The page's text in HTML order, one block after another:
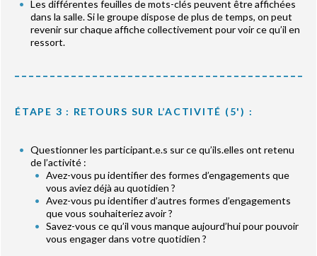
Les différentes feuilles de mots-clés peuvent être affichées
dans la salle. Si le groupe dispose de plus de temps, on peut
revenir sur chaque affiche collectivement pour voir ce qu’il en
ressort.
ÉTAPE 3 : RETOURS SUR L’ACTIVITÉ (5') :
Questionner les participant.e.s sur ce qu’ils.elles ont retenu
de l’activité :
Avez-vous pu identifier des formes d’engagements que
vous aviez déjà au quotidien ?
Avez-vous pu identifier d’autres formes d’engagements
que vous souhaiteriez avoir ?
Savez-vous ce qu’il vous manque aujourd’hui pour pouvoir
vous engager dans votre quotidien ?